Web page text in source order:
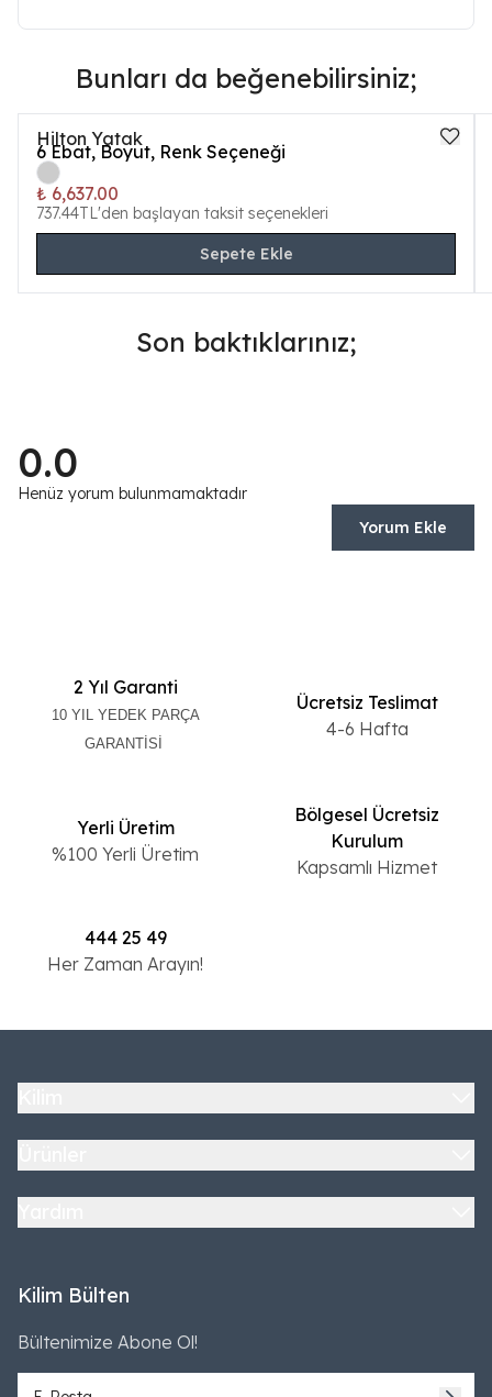
Bunları da beğenebilirsiniz;
Hilton Yatak
6 Ebat, Boyut, Renk Seçeneği
₺ 6,637.00
737.44TL'den başlayan taksit seçenekleri
Sepete Ekle
Son baktıklarınız;
0.0
Henüz yorum bulunmamaktadır
Yorum Ekle
2 Yıl Garanti
10 YIL YEDEK PARÇA
GARANTİSİ
Ücretsiz Teslimat
4-6 Hafta
Yerli Üretim
%100 Yerli Üretim
Bölgesel Ücretsiz
Kurulum
Kapsamlı Hizmet
444 25 49
Her Zaman Arayın!
Kilim Bülten
Bültenimize Abone Ol!